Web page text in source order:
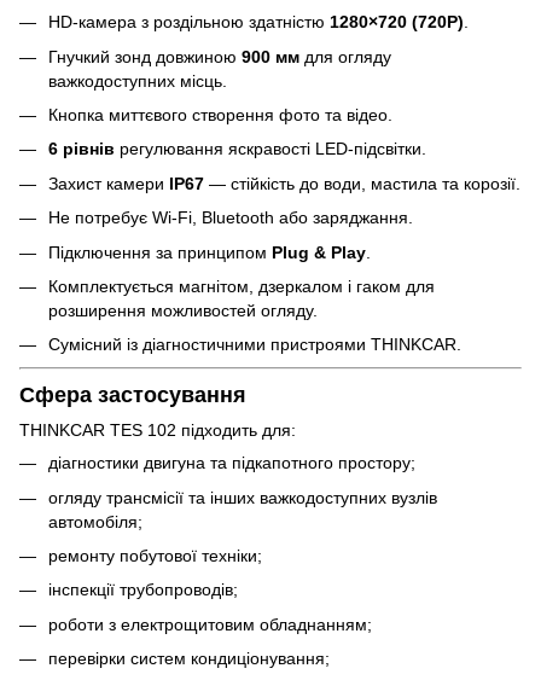
HD-камера з роздільною здатністю 1280×720 (720P)
Гнучкий зонд довжиною 900 мм для огляду
важкодоступних місць.
Кнопка миттєвого створення фото та відео.
6 рівнів регулювання яскравості LED-підсвітки.
Захист камери IP67 — стійкість до води, мастила та корозії.
Не потребує Wi-Fi, Bluetooth або заряджання.
Підключення за принципом Plug & Play
Комплектується магнітом, дзеркалом і гаком для
розширення можливостей огляду.
Сумісний із діагностичними пристроями THINKCAR.
Сфера застосування
THINKCAR TES 102 підходить для:
діагностики двигуна та підкапотного простору;
огляду трансмісії та інших важкодоступних вузлів
автомобіля;
ремонту побутової техніки;
інспекції трубопроводів;
роботи з електрощитовим обладнанням;
перевірки систем кондиціонування;